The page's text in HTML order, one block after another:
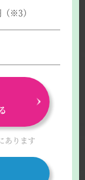
※3）
あります